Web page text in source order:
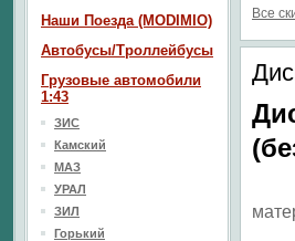
Все
Наши Поезда (MODIMIO)
Автобусы/Троллейбусы
Грузовые автомобили
1:43
ЗИС
Камский
МАЗ
УРАЛ
ЗИЛ
Горький